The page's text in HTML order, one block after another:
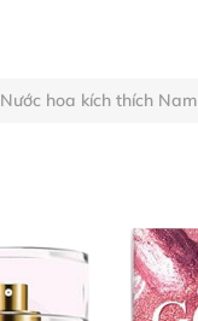
Nước hoa kích thích Nam